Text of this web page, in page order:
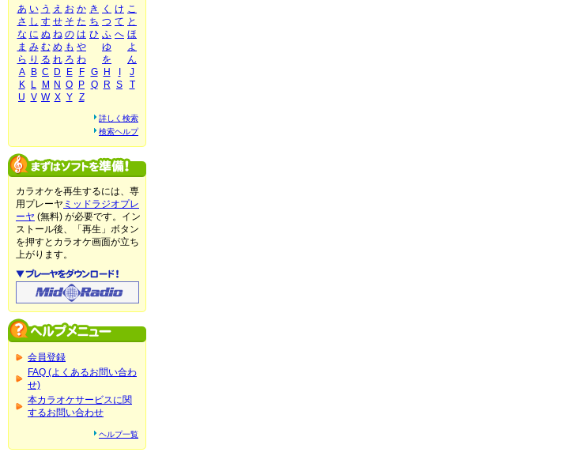
あ い う え お か き く け こ
さ し す せ そ た ち つ て と
な に ぬ ね の は ひ ふ へ ほ
ま み む め も や ゆ
よ
ら り る れ ろ わ を
ん
A
B C D E F G H
J
K
L M N O P Q R S
T
U V W X Y Z
詳しく検索
検索ヘルプ
カラオケを再生するには、専
用プレーヤ ミッドラジオプレ
ーヤ (無料) が必要です。イン
ストール後、「再生」ボタン
を押すとカラオケ画面が立ち
上がります。
会員登録
FAQ (よくあるお問い合わ
せ)
本カラオケサービスに関
するお問い合わせ
ヘルプ一覧